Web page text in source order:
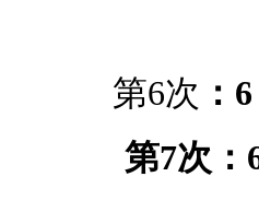
第6次 ：6
第7次：